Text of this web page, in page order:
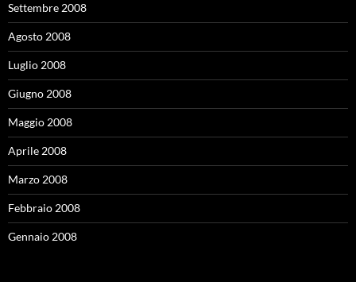
Settembre 2008
Agosto 2008
Luglio 2008
Giugno 2008
Maggio 2008
Aprile 2008
Marzo 2008
Febbraio 2008
Gennaio 2008